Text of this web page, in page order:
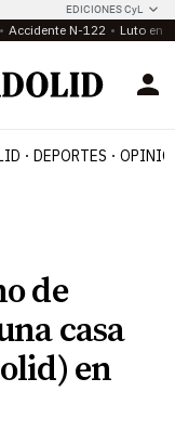
EDICIONES CyL
Accidente N-122 Luto en
DEPORTES
de
casa
en